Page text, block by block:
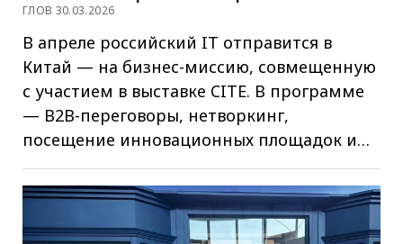
ГЛОВ 30.03.2026
В апреле российский IT отправится в
Китай — на бизнес-миссию, совмещенную
с участием в выставке CITE. В программе
— B2B-переговоры, нетворкинг,
посещение инновационных площадок и…